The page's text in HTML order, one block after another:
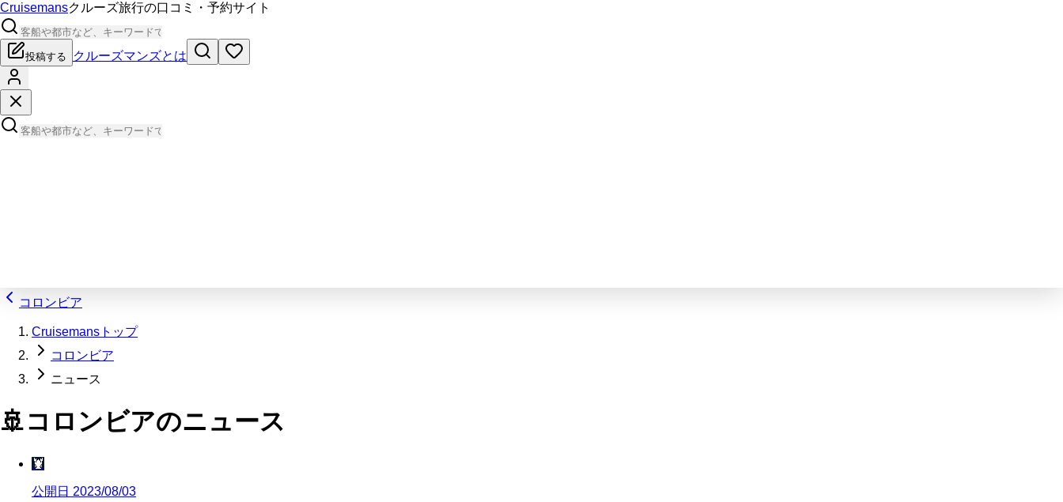
Cruisemansクルーズ旅行の口コミ・予約サイト
投稿する クルーズマンズとは
コロンビア
Cruisemansトップ
コロンビア
ニュース
🚢コロンビアのニュース
🦞
公開日 2023/08/03